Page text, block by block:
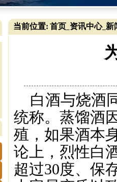
当前位置: 首页 资讯中心_ 新
白酒与烧酒
统称。蒸馏酒
殖，如果酒本
论上，烈性白
超过30度、保